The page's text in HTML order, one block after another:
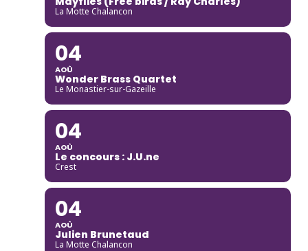
La Motte Chalancon
04
AOÛ
Wonder Brass Quartet
Le Monastier-sur-Gazeille
04
AOÛ
Le concours : J.U.ne
Crest
04
AOÛ
Julien Brunetaud
La Motte Chalancon